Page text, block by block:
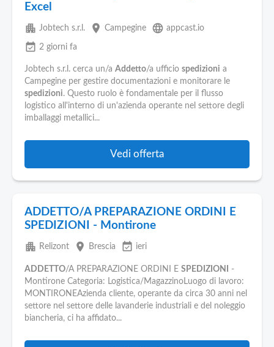
Excel
apartment Jobtech s.r.l. place Campegine language appcast.io
event_available 2 giorni fa
Jobtech s.r.l. cerca un/a Addetto/a ufficio spedizioni a
Campegine per gestire documentazioni e monitorare le
spedizioni. Questo ruolo è fondamentale per il flusso
logistico all'interno di un'azienda operante nel settore degli
imballaggi metallici...
Vedi offerta
ADDETTO/A PREPARAZIONE ORDINI E
SPEDIZIONI - Montirone
apartment Relizont place Brescia event_available ieri
ADDETTO/A PREPARAZIONE ORDINI E SPEDIZIONI
-
Montirone Categoria: Logistica/MagazzinoLuogo di lavoro:
MONTIRONEAzienda cliente, operante da circa 30 anni nel
settore nel settore delle lavanderie industriali e del noleggio
biancheria, ci ha affidato...